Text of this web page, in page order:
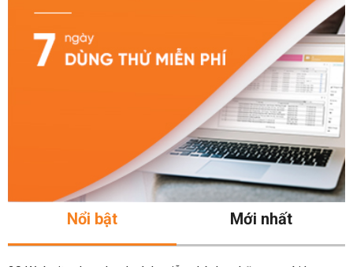
Nổi bật Mới nhất